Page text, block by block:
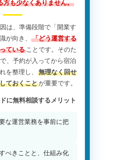
方も少なくありません。
は、準備段階で「開業す
が向き、
「どう運営する
ている ことです。そのた
、予約が入ってから宿泊
を整理し、
無理なく回せ
ておくことが重要です。
に無料相談するメリット
な運営業務を事前に把
べきことと、仕組み化